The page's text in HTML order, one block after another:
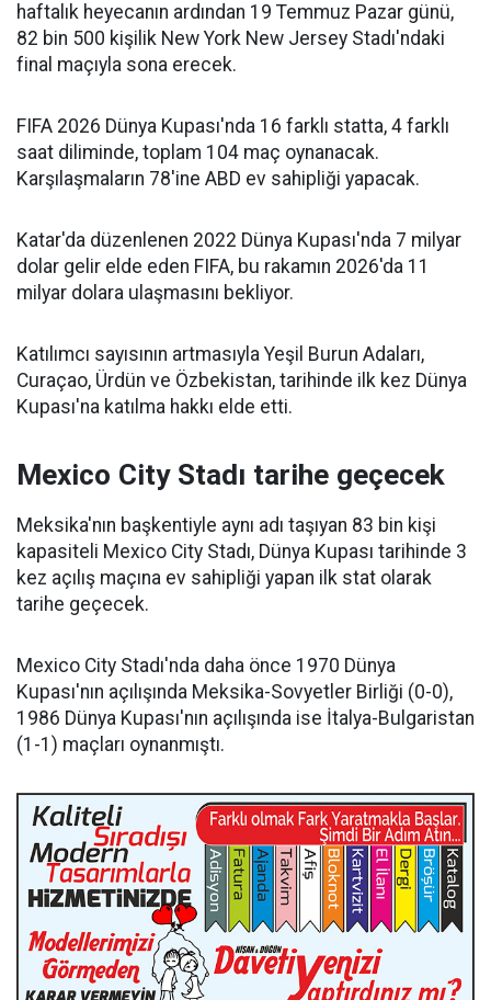
haftalık heyecanın ardından 19 Temmuz Pazar günü,
82 bin 500 kişilik New York New Jersey Stadı'ndaki
final maçıyla sona erecek.
FIFA 2026 Dünya Kupası'nda 16 farklı statta, 4 farklı
saat diliminde, toplam 104 maç oynanacak.
Karşılaşmaların 78'ine ABD ev sahipliği yapacak.
Katar'da düzenlenen 2022 Dünya Kupası'nda 7 milyar
dolar gelir elde eden FIFA, bu rakamın 2026'da 11
milyar dolara ulaşmasını bekliyor.
Katılımcı sayısının artmasıyla Yeşil Burun Adaları,
Curaçao, Ürdün ve Özbekistan, tarihinde ilk kez Dünya
Kupası'na katılma hakkı elde etti.
Mexico City Stadı tarihe geçecek
Meksika'nın başkentiyle aynı adı taşıyan 83 bin kişi
kapasiteli Mexico City Stadı, Dünya Kupası tarihinde 3
kez açılış maçına ev sahipliği yapan ilk stat olarak
tarihe geçecek.
Mexico City Stadı'nda daha önce 1970 Dünya
Kupası'nın açılışında Meksika-Sovyetler Birliği (0-0),
1986 Dünya Kupası'nın açılışında ise İtalya-Bulgaristan
(1-1) maçları oynanmıştı.